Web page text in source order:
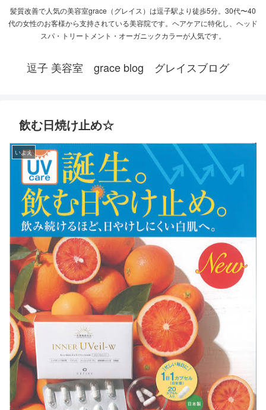
髪質改善で人気の美容室grace（グレイス）は逗子駅より徒歩5分。30代〜40
代の女性のお客様から支持されている美容院です。ヘアケアに特化し、ヘッド
スパ・トリートメント・オーガニックカラーが人気です。
逗子 美容室 grace blog グレイスブログ
飲む日焼け止め☆
いよえ